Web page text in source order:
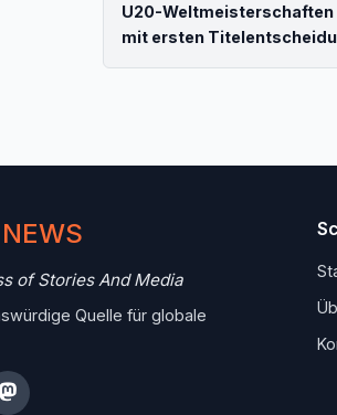
U20-Weltmeisterschaften
mit ersten
NEWS
of Stories And Media
Quelle für globale